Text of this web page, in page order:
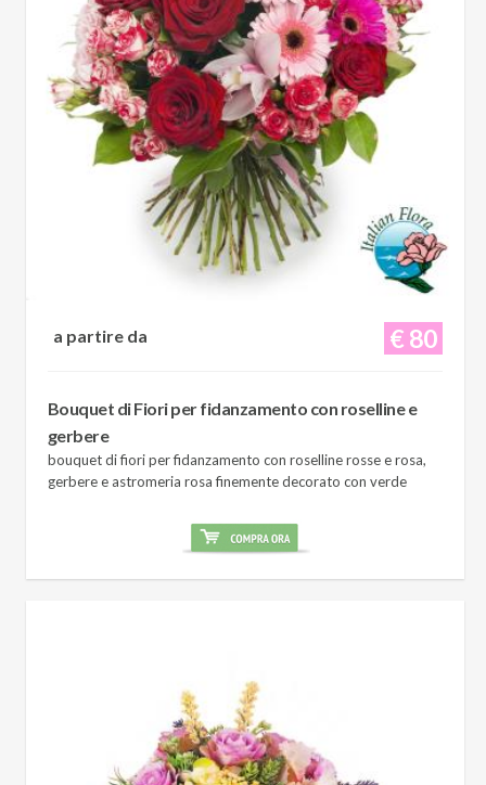
€ 80
a partire da
Bouquet di Fiori per fidanzamento con roselline e
gerbere
bouquet di fiori per fidanzamento con roselline rosse e rosa,
gerbere e astromeria rosa finemente decorato con verde